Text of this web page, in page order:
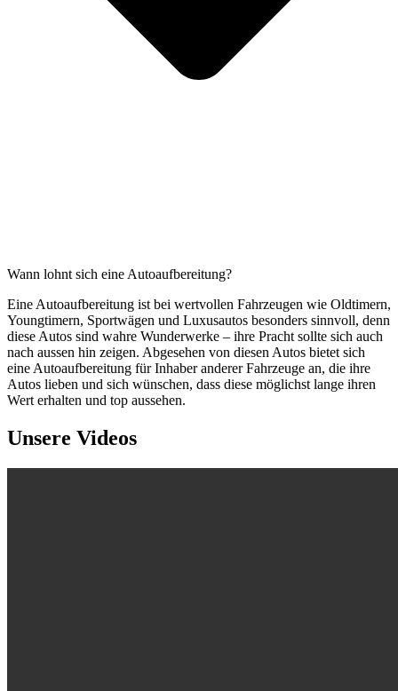
Wann lohnt sich eine Autoaufbereitung?
Eine Autoaufbereitung ist bei wertvollen Fahrzeugen wie Oldtimern,
Youngtimern, Sportwägen und Luxusautos besonders sinnvoll, denn
diese Autos sind wahre Wunderwerke – ihre Pracht sollte sich auch
nach aussen hin zeigen. Abgesehen von diesen Autos bietet sich
eine Autoaufbereitung für Inhaber anderer Fahrzeuge an, die ihre
Autos lieben und sich wünschen, dass diese möglichst lange ihren
Wert erhalten und top aussehen.
Unsere Videos